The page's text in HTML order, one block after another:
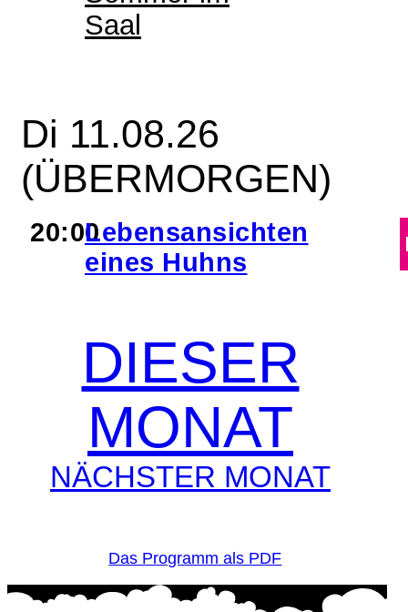
Saal
Di 11.08.26
(ÜBERMORGEN)
20:00Lebensansichten
eines Huhns
DIESER
MONAT
NÄCHSTER MONAT
Das Programm als PDF